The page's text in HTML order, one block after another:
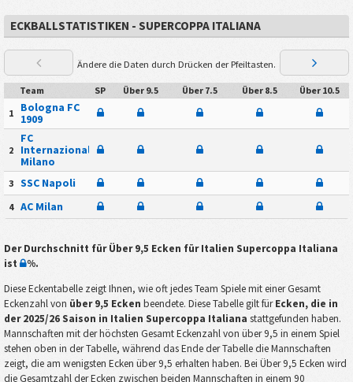
ECKBALLSTATISTIKEN - SUPERCOPPA ITALIANA
Ändere die Daten durch Drücken der Pfeiltasten.
Team SP Über 9.5 Über 7.5 Über 8.5
Über 10.5
1
Bologna FC
1909
2
FC
Internazionale
Milano
3 SSC Napoli
4 AC Milan
Der Durchschnitt für Über 9,5 Ecken fürItalien Supercoppa Italiana
ist
%.
Diese Eckentabelle zeigt Ihnen, wie oft jedes Team Spiele mit einer Gesamt
Eckenzahl von über 9,5 Ecken beendete. Diese Tabelle gilt fürEcken, die in
der 2025/26 Saison in Italien Supercoppa Italiana stattgefunden haben.
Mannschaften mit der höchsten Gesamt Eckenzahl von über 9,5 in einem Spiel
stehen oben in der Tabelle, während das Ende der Tabelle die Mannschaften
zeigt, die am wenigsten Ecken über 9,5 erhalten haben. Bei Über 9,5 Ecken wird
die Gesamtzahl der Ecken zwischen beiden Mannschaften in einem 90